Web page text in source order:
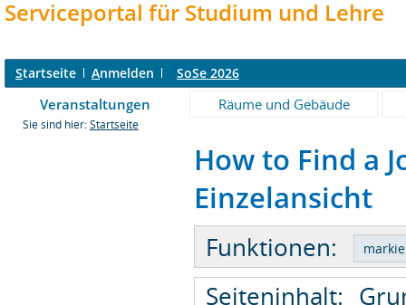
Serviceportal für Studium und Lehre
Startseite Anmelden SoSe 2026
Veranstaltungen Räume und Gebäude
Sie sind hier: Startseite
How to Find a
Einzelansicht
Funktionen:
Seiteninhalt: